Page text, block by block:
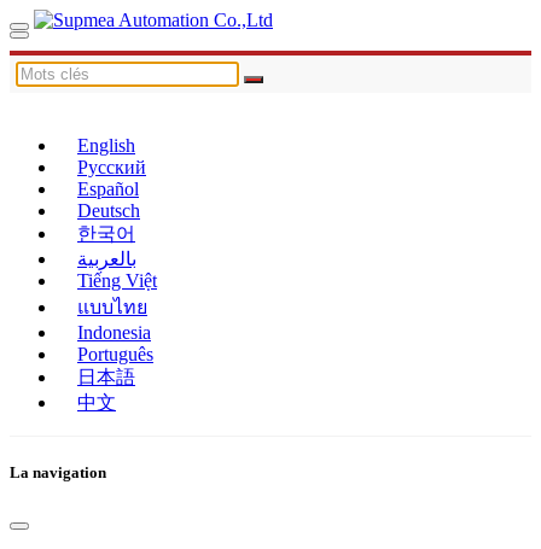
English
Русский
Español
Deutsch
한국어
بالعربية
Tiếng Việt
แบบไทย
Indonesia
Português
日本語
中文
La navigation